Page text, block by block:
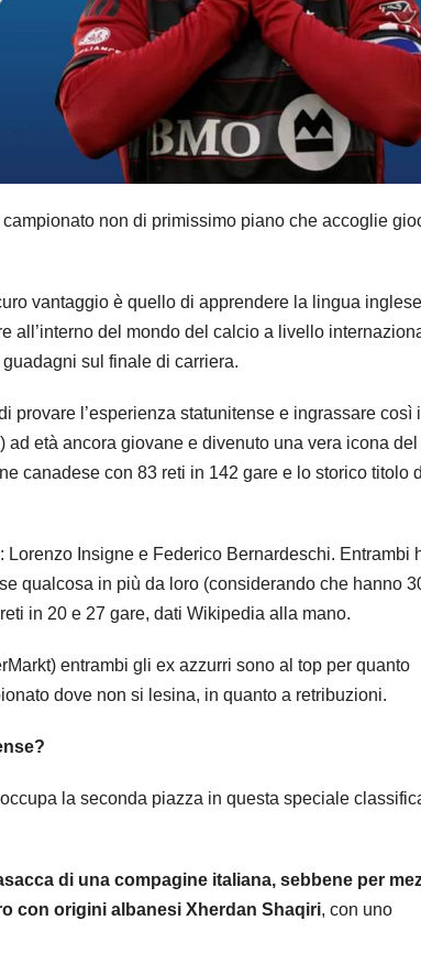
non di primissimo piano che accoglie
vantaggio è quello di apprendere la lingua
all’interno del mondo del calcio a livello
sul finale di carriera.
provare l’esperienza statunitense e ingrassare così
età ancora giovane e divenuto una vera icona del
canadese con 83 reti in 142 gare e lo storico titolo
Insigne e Federico Bernardeschi. Entrambi
qualcosa in più da loro (considerando che hanno
in 20 e 27 gare, dati Wikipedia alla mano.
entrambi gli ex azzurri sono al top per quanto
dove non si lesina, in quanto a retribuzioni.
la seconda piazza in questa speciale
di una compagine italiana, sebbene per
con origini albanesi Xherdan Shaqiri, con uno